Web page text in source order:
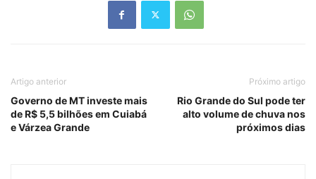
Artigo anterior
Governo de MT investe mais
de R$ 5,5 bilhões em Cuiabá
e Várzea Grande
Próximo artigo
Rio Grande do Sul pode ter
alto volume de chuva nos
próximos dias